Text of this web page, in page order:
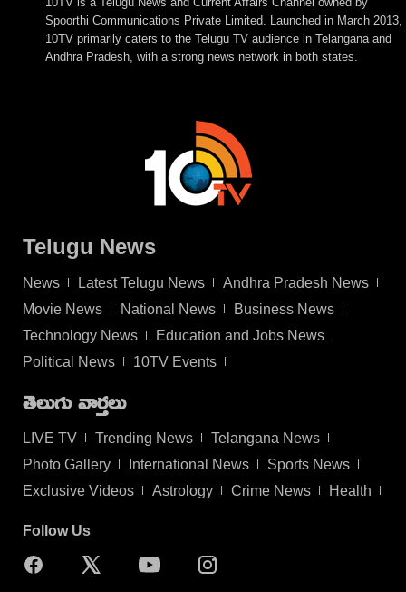
Spoorthi Communications Private Limited. Launched in March 2013,
10TV primarily caters to the Telugu TV audience in Telangana and
Andhra Pradesh, with a strong news network in both states.
Telugu News
News Latest Telugu News
Andhra Pradesh News
Movie News
National News
Business News
Technology News
Education and Jobs News
Political News
10TV Events
తెలుగు వార్తలు
LIVE TV Trending News
Telangana News
Photo Gallery
International News
Sports News
Exclusive Videos
Astrology Crime News Health
Follow Us